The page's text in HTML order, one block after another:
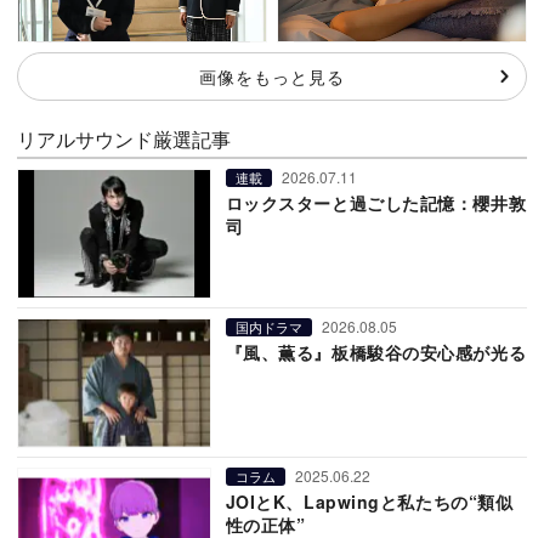
画像をもっと見る
リアルサウンド厳選記事
連載 2026.07.11
ロックスターと過ごした記憶：櫻井敦
司
国内ドラマ 2026.08.05
『風、薫る』板橋駿谷の安心感が光る
コラム 2025.06.22
JOIとK、Lapwingと私たちの“類似
性の正体”